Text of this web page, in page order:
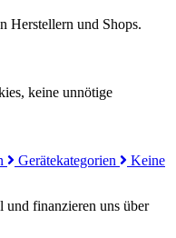
Herstellern und Shops.
keine unnötige
Gerätekategorien
Keine
und finanzieren uns über